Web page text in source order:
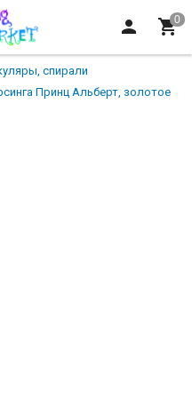
спирали
Принц Альберт, золотое